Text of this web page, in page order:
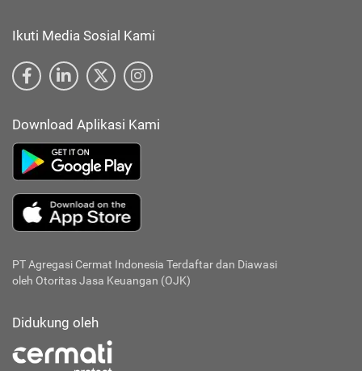
Ikuti Media Sosial Kami
Download Aplikasi Kami
PT Agregasi Cermat Indonesia Terdaftar dan Diawasi
oleh Otoritas Jasa Keuangan (OJK)
Didukung oleh